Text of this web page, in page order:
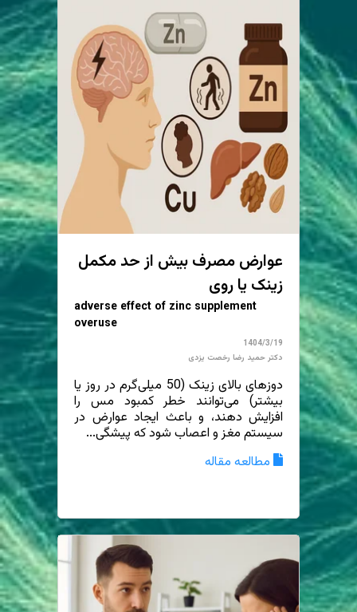
عوارض مصرف بیش از حد مکمل
زینک یا روی
adverse effect of zinc supplement
overuse
1404/3/19
دکتر حمید رضا رخصت یزدی
دوزهای بالای زینک (50 میلی‌گرم در روز یا
بیشتر) می‌توانند خطر کمبود مس را
افزایش دهند، و باعث ایجاد عوارض در
سیستم مغز و اعصاب شود که پیشگی...
مطالعه مقاله